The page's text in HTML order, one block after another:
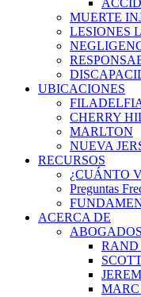
MUERTE
LESIONES
UBICACIONES
CHERRY
MARLTON
NUEVA
RECURSOS
¿CUÁNTO
Preguntas
ACERCA DE
ABOGADOS
RAND
MARC